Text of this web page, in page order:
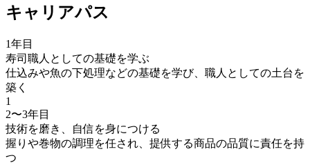
キャリアパス
1年目
寿司職人としての基礎を学ぶ
仕込みや魚の下処理などの基礎を学び、職人としての土台を
築く
1
2〜3年目
技術を磨き、自信を身につける
握りや巻物の調理を任され、提供する商品の品質に責任を持
つ